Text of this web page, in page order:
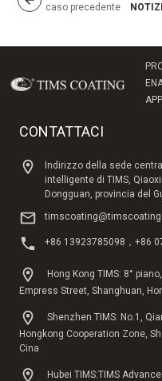
caso precedente
CONTATTACI
Indirizzo della sede
intelligente di TIMS,
Dongguan, provincia del
+86 13923785098，+86
Hong Kong TIMS: 8°
Empress Street, Shanghuan,
Shenzhen TIMS: No.1,
Hongkong Cooperation Zone,
Cina
Hubei TIMS:TIMS